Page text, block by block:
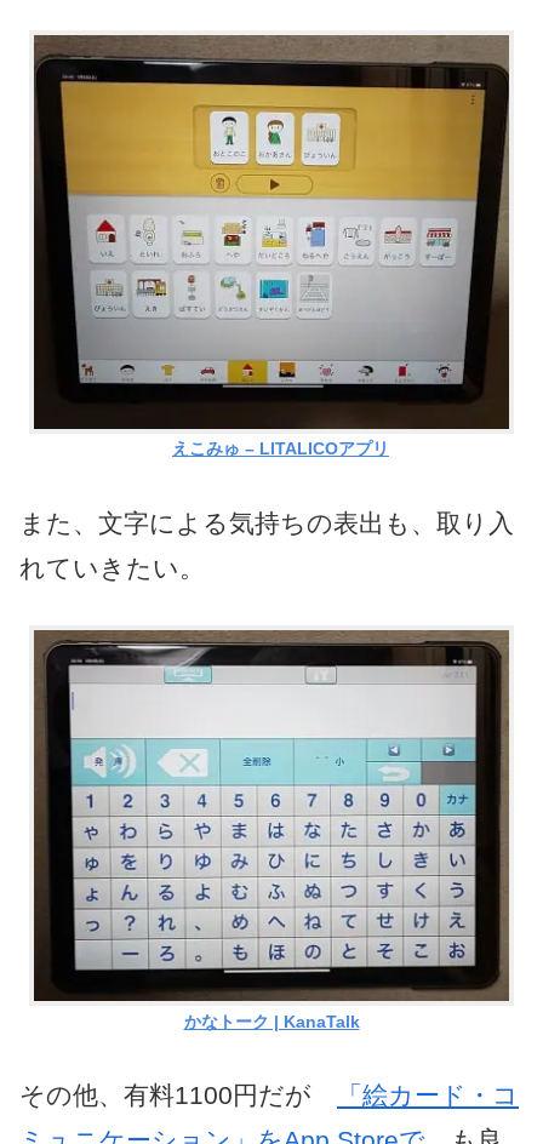
えこみゅ – LITALICOアプリ
また、文字による気持ちの表出も、取り入
れていきたい。
かなトーク | KanaTalk
その他、有料1100円だが
「絵カード・コ